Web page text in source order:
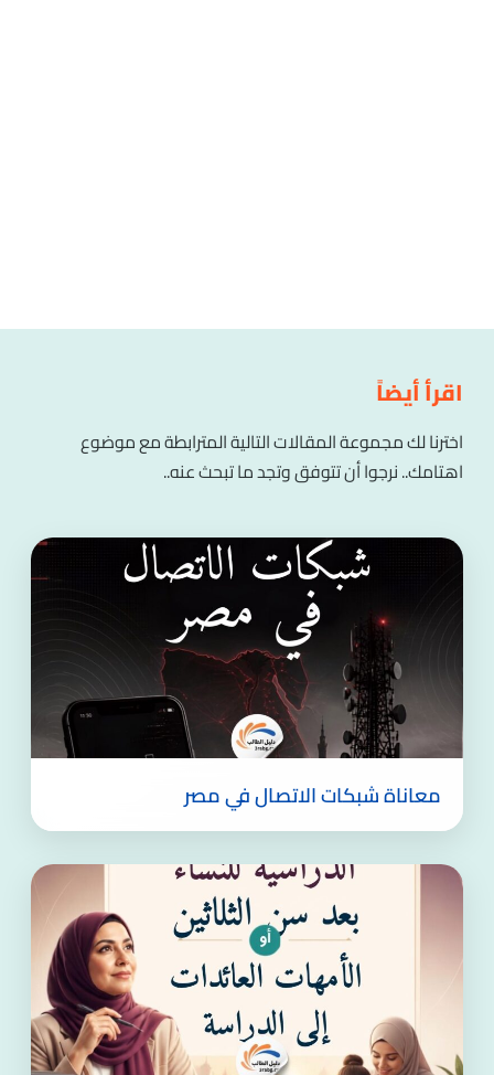
اقرأ أيضاً
اخترنا لك مجموعة المقالات التالية المترابطة مع موضوع
اهتامك.. نرجوا أن تتوفق وتجد ما تبحث عنه..
معاناة شبكات الاتصال في مصر